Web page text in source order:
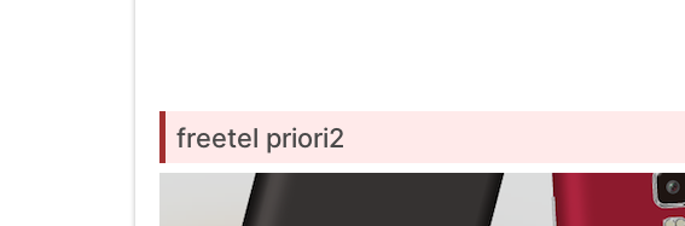
freetel priori2